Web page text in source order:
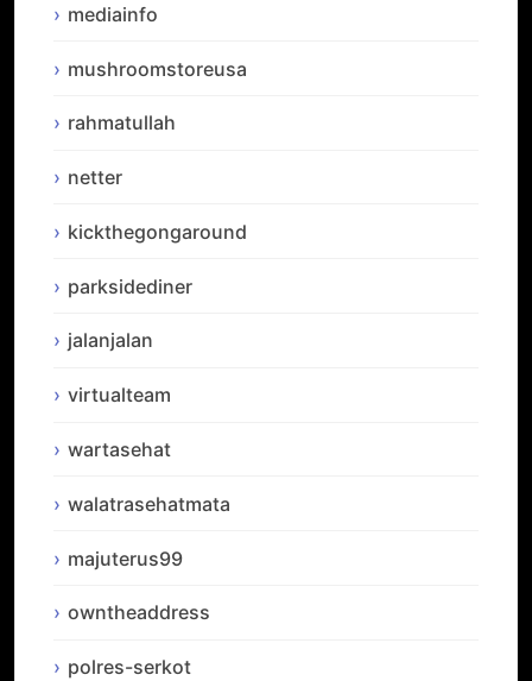
mediainfo
mushroomstoreusa
rahmatullah
netter
kickthegongaround
parksidediner
jalanjalan
virtualteam
wartasehat
walatrasehatmata
majuterus99
owntheaddress
polres-serkot